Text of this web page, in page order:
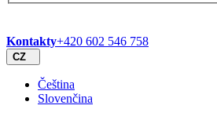
Kontakty+420 602 546 758
CZ
Čeština
Slovenčina